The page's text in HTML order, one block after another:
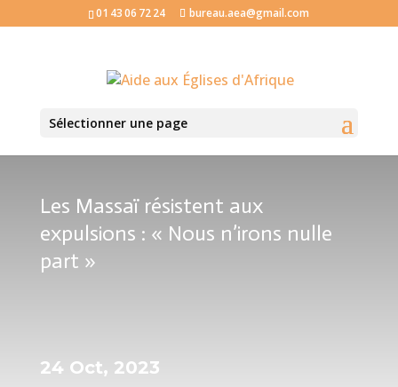
01 43 06 72 24 bureau.aea@gmail.com
Sélectionner une page
Les Massaï résistent aux
expulsions : « Nous n’irons nulle
part »
24 Oct, 2023